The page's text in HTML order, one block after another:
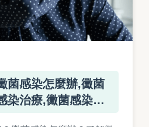
菌感染怎麼辦,黴菌
染治療,黴菌感染護